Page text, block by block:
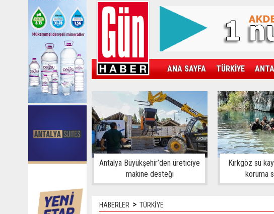
ANA SAYFA TÜRKİYE
KAMPÜS SPOR GÜN'ÜN ÜRÜNÜ SAĞLIK
Antalya Büyükşehir’den üreticiye
makine desteği
Kırkgöz su
koruma
HABERLER > TÜRKİYE